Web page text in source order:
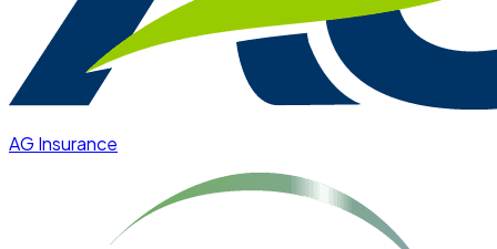
AG Insurance